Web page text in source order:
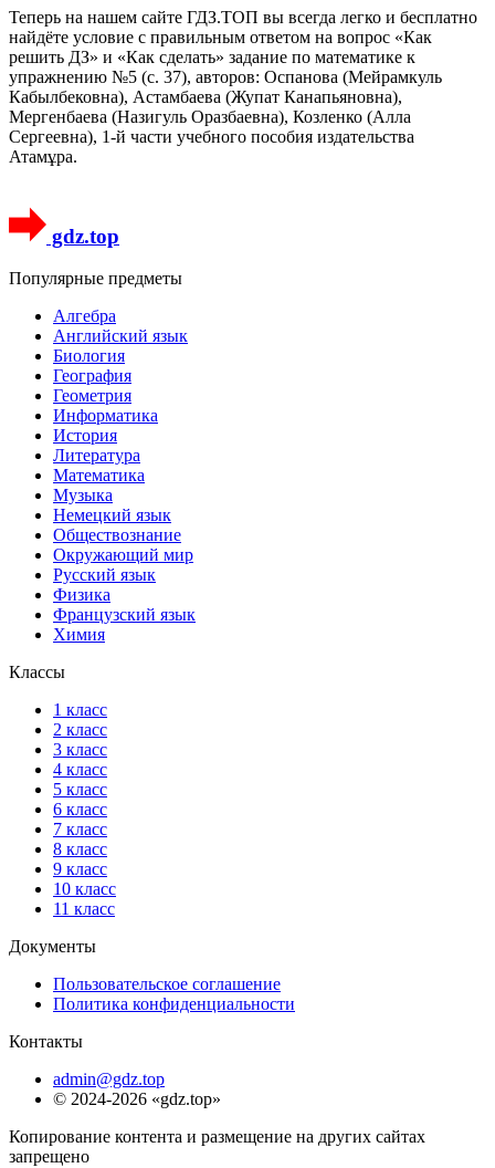
Теперь на нашем сайте ГДЗ.ТОП вы всегда легко и бесплатно
найдёте условие с правильным ответом на вопрос «Как
решить ДЗ» и «Как сделать» задание по математике к
упражнению №5 (с. 37), авторов: Оспанова (Мейрамкуль
Кабылбековна), Астамбаева (Жупат Канапьяновна),
Мергенбаева (Назигуль Оразбаевна), Козленко (Алла
Сергеевна), 1-й части учебного пособия издательства
Атамұра.
gdz.top
Популярные предметы
Алгебра
Английский язык
Биология
География
Геометрия
Информатика
История
Литература
Математика
Музыка
Немецкий язык
Обществознание
Окружающий мир
Русский язык
Физика
Французский язык
Химия
Классы
1 класс
2 класс
3 класс
4 класс
5 класс
6 класс
7 класс
8 класс
9 класс
10 класс
11 класс
Документы
Пользовательское соглашение
Политика конфиденциальности
Контакты
admin@gdz.top
© 2024-2026 «gdz.top»
Копирование контента и размещение на других сайтах
запрещено